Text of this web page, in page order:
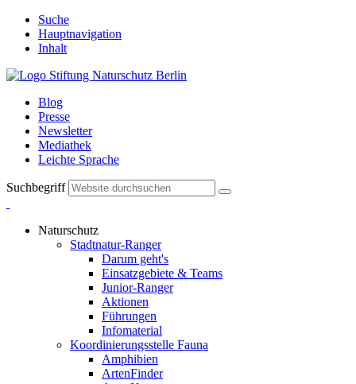
Suche
Hauptnavigation
Inhalt
Blog
Presse
Newsletter
Mediathek
Leichte Sprache
Suchbegriff
Naturschutz
Stadtnatur-Ranger
Darum geht's
Einsatzgebiete & Teams
Junior-Ranger
Aktionen
Führungen
Infomaterial
Koordinierungsstelle Fauna
Amphibien
ArtenFinder